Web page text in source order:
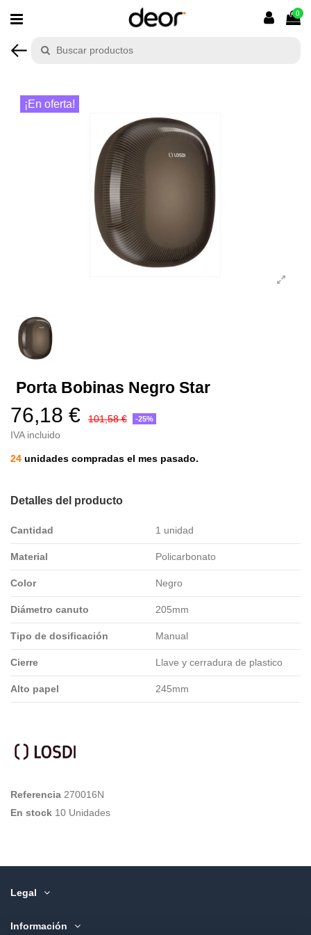
0
¡En oferta!
Porta Bobinas Negro Star
76,18 € 101,58 € -25%
IVA incluido
24 unidades compradas el mes pasado.
Detalles del producto
Cantidad 1 unidad
Material Policarbonato
Color Negro
Diámetro canuto 205mm
Tipo de dosificación Manual
Cierre Llave y cerradura de plastico
Alto papel 245mm
Referencia 270016N
En stock 10 Unidades
Legal
Información